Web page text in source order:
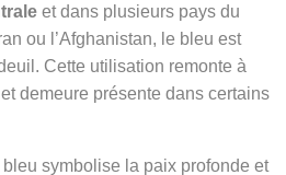
et dans plusieurs pays du
ou l’Afghanistan, le bleu est
Cette utilisation remonte à
demeure présente dans certains
bleu symbolise la paix profonde et